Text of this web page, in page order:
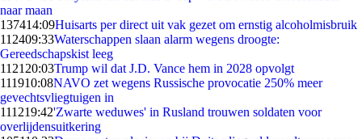
naar maan
137414:09Huisarts per direct uit vak gezet om ernstig alcoholmisbruik
112409:33Waterschappen slaan alarm wegens droogte:
Gereedschapskist leeg
1121 20:03Trump wil dat J.D. Vance hem in 2028 opvolgt
111910:08NAVO zet wegens Russische provocatie 250% meer
gevechtsvliegtuigen in
111219:42'Zwarte weduwes' in Rusland trouwen soldaten voor
overlijdensuitkering